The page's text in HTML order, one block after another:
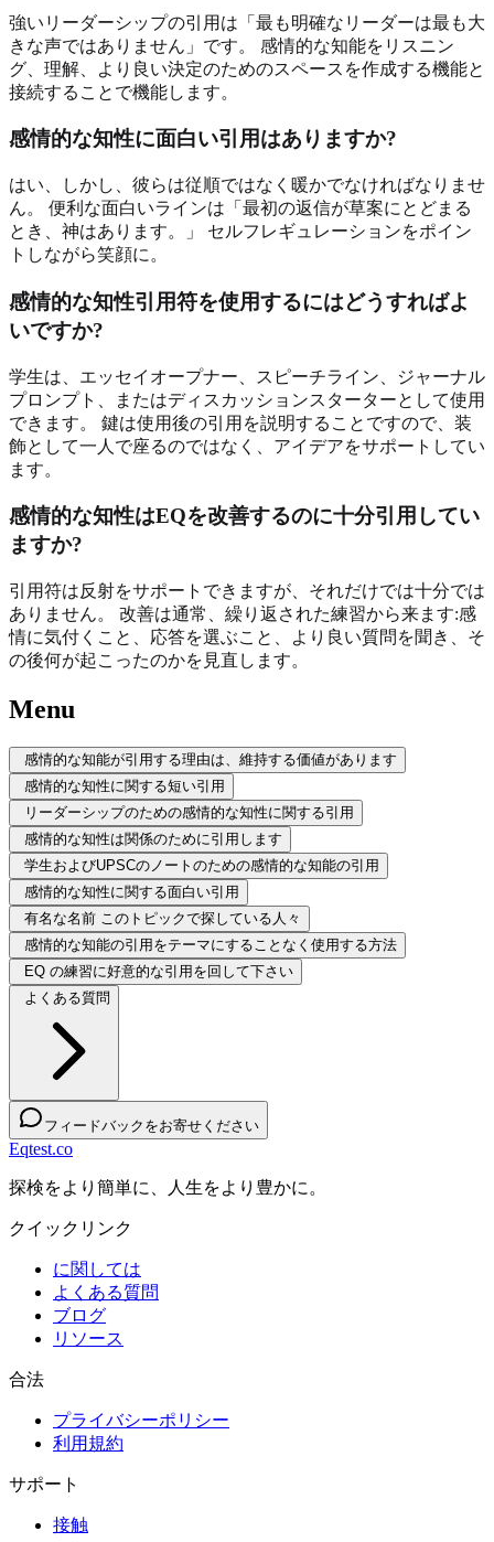
強いリーダーシップの引用は「最も明確なリーダーは最も大
きな声ではありません」です。 感情的な知能をリスニン
グ、理解、より良い決定のためのスペースを作成する機能と
接続することで機能します。
感情的な知性に面白い引用はありますか?
はい、しかし、彼らは従順ではなく暖かでなければなりませ
ん。 便利な面白いラインは「最初の返信が草案にとどまる
とき、神はあります。」 セルフレギュレーションをポイン
トしながら笑顔に。
感情的な知性引用符を使用するにはどうすればよ
いですか?
学生は、エッセイオープナー、スピーチライン、ジャーナル
プロンプト、またはディスカッションスターターとして使用
できます。 鍵は使用後の引用を説明することですので、装
飾として一人で座るのではなく、アイデアをサポートしてい
ます。
感情的な知性はEQを改善するのに十分引用してい
ますか?
引用符は反射をサポートできますが、それだけでは十分では
ありません。 改善は通常、繰り返された練習から来ます:感
情に気付くこと、応答を選ぶこと、より良い質問を聞き、そ
の後何が起こったのかを見直します。
Menu
感情的な知能が引用する理由は、維持する価値があります
感情的な知性に関する短い引用
リーダーシップのための感情的な知性に関する引用
感情的な知性は関係のために引用します
学生およびUPSCのノートのための感情的な知能の引用
感情的な知性に関する面白い引用
有名な名前 このトピックで探している人々
感情的な知能の引用をテーマにすることなく使用する方法
EQ の練習に好意的な引用を回して下さい
よくある質問
フィードバックをお寄せください
Eqtest.co
探検をより簡単に、人生をより豊かに。
クイックリンク
に関しては
よくある質問
ブログ
リソース
合法
プライバシーポリシー
利用規約
サポート
接触